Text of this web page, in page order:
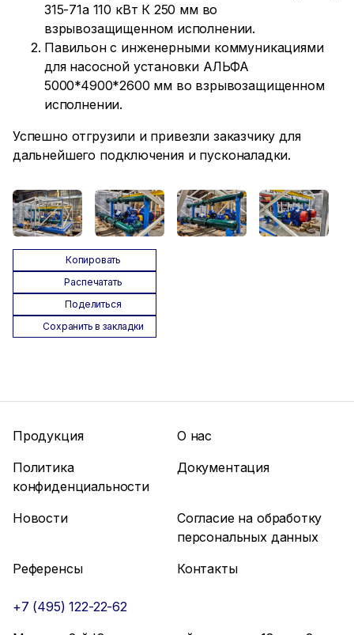
315-71а 110 кВт К 250 мм во
взрывозащищенном исполнении.
Павильон с инженерными коммуникациями
для насосной установки АЛЬФА
5000*4900*2600 мм во взрывозащищенном
исполнении.
Успешно отгрузили и привезли заказчику для
дальнейшего подключения и пусконаладки.
Копировать
Распечатать
Поделиться
Сохранить в закладки
Продукция
О нас
Политика
конфиденциальности
Документация
Новости
Согласие на обработку
персональных данных
Референсы
Контакты
+7 (495) 122-22-62